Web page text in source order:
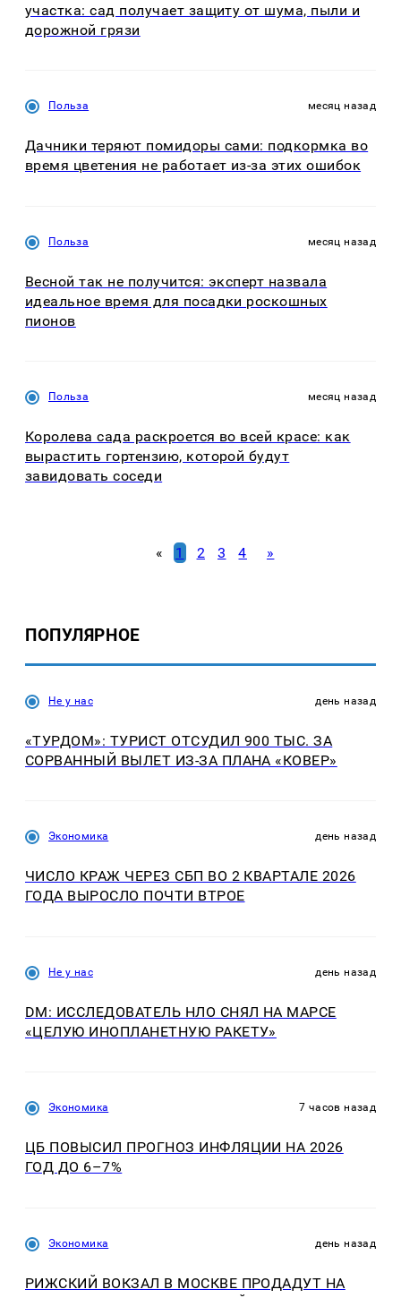
участка: сад получает защиту от шума, пыли и
дорожной грязи
Польза месяц назад
Дачники теряют помидоры сами: подкормка во
время цветения не работает из-за этих ошибок
Польза месяц назад
Весной так не получится: эксперт назвала
идеальное время для посадки роскошных
пионов
Польза месяц назад
Королева сада раскроется во всей красе: как
вырастить гортензию, которой будут
завидовать соседи
« 1 2 3 4 »
ПОПУЛЯРНОЕ
Не у нас день назад
«ТУРДОМ»: ТУРИСТ ОТСУДИЛ 900 ТЫС. ЗА
СОРВАННЫЙ ВЫЛЕТ ИЗ-ЗА ПЛАНА «КОВЕР»
Экономика день назад
ЧИСЛО КРАЖ ЧЕРЕЗ СБП ВО 2 КВАРТАЛЕ 2026
ГОДА ВЫРОСЛО ПОЧТИ ВТРОЕ
Не у нас день назад
DM: ИССЛЕДОВАТЕЛЬ НЛО СНЯЛ НА МАРСЕ
«ЦЕЛУЮ ИНОПЛАНЕТНУЮ РАКЕТУ»
Экономика 7 часов назад
ЦБ ПОВЫСИЛ ПРОГНОЗ ИНФЛЯЦИИ НА 2026
ГОД ДО 6–7%
Экономика день назад
РИЖСКИЙ ВОКЗАЛ В МОСКВЕ ПРОДАДУТ НА